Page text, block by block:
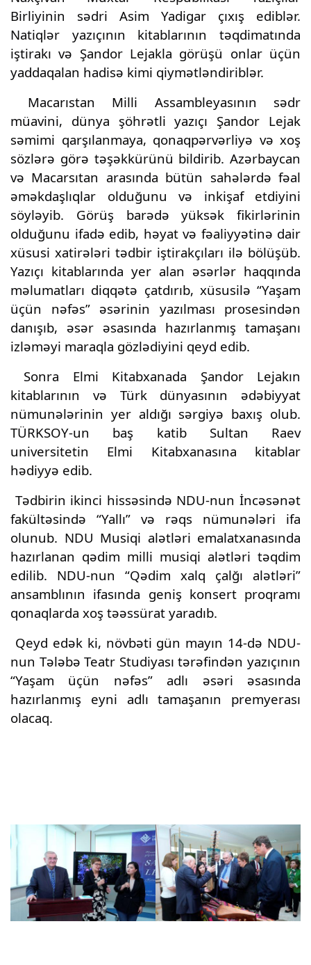
Birliyinin sədri Asim Yadigar çıxış ediblər.
Natiqlər yazıçının kitablarının təqdimatında
iştirakı və Şandor Lejakla görüşü onlar üçün
yaddaqalan hadisə kimi qiymətləndiriblər.
Macarıstan Milli Assambleyasının sədr
müavini, dünya şöhrətli yazıçı Şandor Lejak
səmimi qarşılanmaya, qonaqpərvərliyə və xoş
sözlərə görə təşəkkürünü bildirib. Azərbaycan
və Macarsıtan arasında bütün sahələrdə fəal
əməkdaşlıqlar olduğunu və inkişaf etdiyini
söyləyib. Görüş barədə yüksək fikirlərinin
olduğunu ifadə edib, həyat və fəaliyyətinə dair
xüsusi xatirələri tədbir iştirakçıları ilə bölüşüb.
Yazıçı kitablarında yer alan əsərlər haqqında
məlumatları diqqətə çatdırıb, xüsusilə “Yaşam
üçün nəfəs” əsərinin yazılması prosesindən
danışıb, əsər əsasında hazırlanmış tamaşanı
izləməyi maraqla gözlədiyini qeyd edib.
Sonra Elmi Kitabxanada Şandor Lejakın
kitablarının və Türk dünyasının ədəbiyyat
nümunələrinin yer aldığı sərgiyə baxış olub.
TÜRKSOY-un baş katib Sultan Raev
universitetin Elmi Kitabxanasına kitablar
hədiyyə edib.
Tədbirin ikinci hissəsində NDU-nun İncəsənət
fakültəsində “Yallı” və rəqs nümunələri ifa
olunub. NDU Musiqi alətləri emalatxanasında
hazırlanan qədim milli musiqi alətləri təqdim
edilib. NDU-nun “Qədim xalq çalğı alətləri”
ansamblının ifasında geniş konsert proqramı
qonaqlarda xoş təəssürat yaradıb.
Qeyd edək ki, növbəti gün mayın 14-də NDU-
nun Tələbə Teatr Studiyası tərəfindən yazıçının
“Yaşam üçün nəfəs” adlı əsəri əsasında
hazırlanmış eyni adlı tamaşanın premyerası
olacaq.